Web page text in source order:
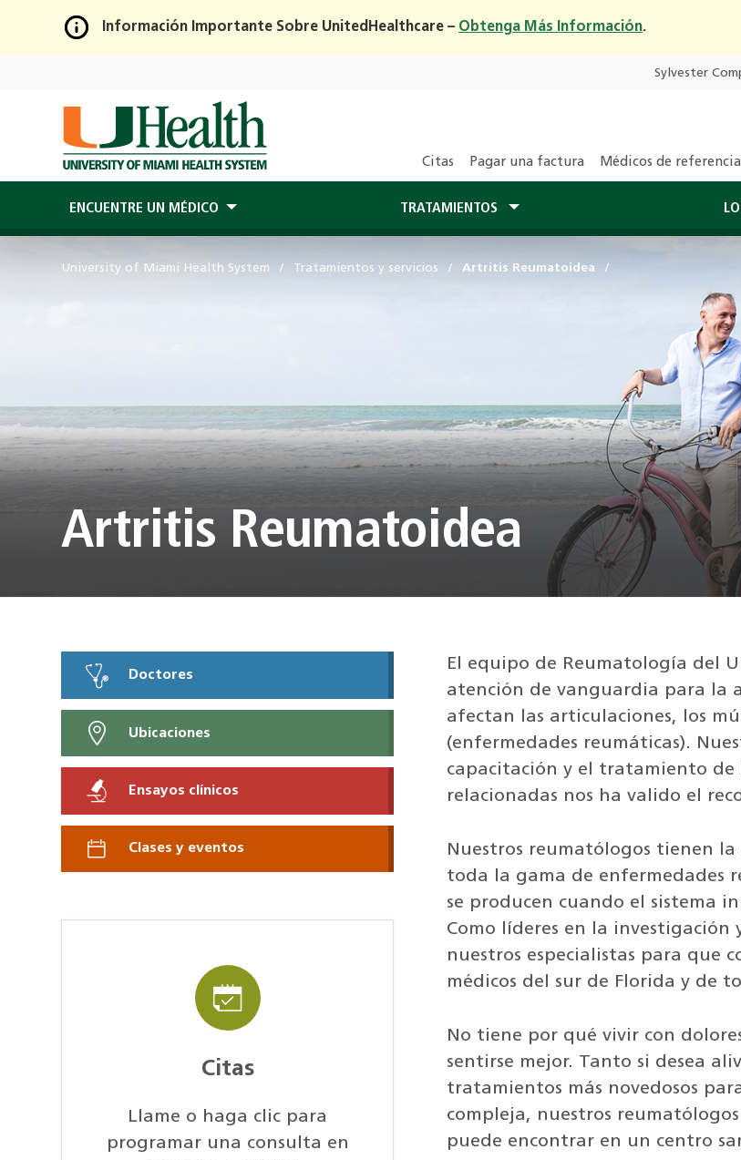
Skip
Main
Content
Información Importante Sobre UnitedHealthcare – Obtenga Más Información.
Sylvester
Citas Pagar una factura Médicos de referencia
ENCUENTRE UN MÉDICO TRATAMIENTOS
University of Miami Health System Tratamientos y servicios Artritis Reumatoidea
Artritis Reumatoidea
Doctores
Ubicaciones
Ensayos clínicos
Clases y eventos
Citas
Llame o haga clic para
programar una consulta en
El equipo de Reumatología del
atención de vanguardia para la
afectan las articulaciones, los
(enfermedades reumáticas).
capacitación y el tratamiento de
relacionadas nos ha valido el
Nuestros reumatólogos tienen
toda la gama de enfermedades
se producen cuando el sistema
Como líderes en la investigación
nuestros especialistas para que
médicos del sur de Florida y de
No tiene por qué vivir con
sentirse mejor. Tanto si desea
tratamientos más novedosos
compleja, nuestros
puede encontrar en un centro